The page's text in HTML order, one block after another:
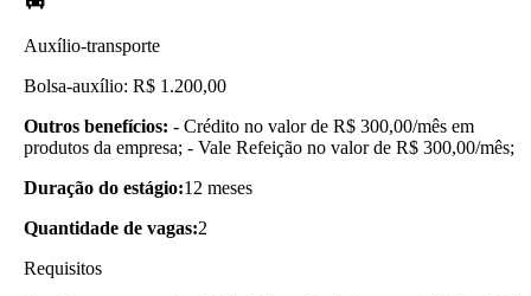
Auxílio-transporte
Bolsa-auxílio: R$ 1.200,00
Outros benefícios: - Crédito no valor de R$ 300,00/mês em
produtos da empresa; - Vale Refeição no valor de R$ 300,00/mês;
Duração do estágio:12 meses
Quantidade de vagas:2
Requisitos